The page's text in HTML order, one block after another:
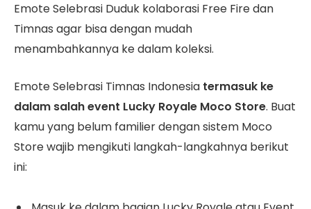
Emote Selebrasi Duduk kolaborasi Free Fire dan
Timnas agar bisa dengan mudah
menambahkannya ke dalam koleksi.
Emote Selebrasi Timnas Indonesia termasuk ke
dalam salah event Lucky Royale Moco Store. Buat
kamu yang belum familier dengan sistem Moco
Store wajib mengikuti langkah-langkahnya berikut
ini: